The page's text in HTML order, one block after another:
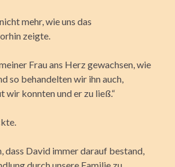
mehr, wie uns das
zeigte.
Frau ans Herz gewachsen, wie
so behandelten wir ihn auch,
wir konnten und er zu ließ.“
dass David immer darauf bestand,
durch unsere Familie zu